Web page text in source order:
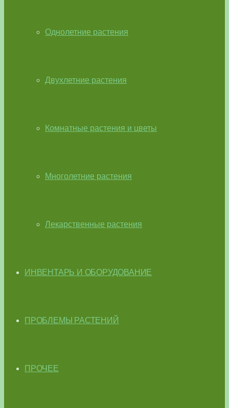
Однолетние растения
Двухлетние растения
Комнатные растения и цветы
Многолетние растения
Лекарственные растения
ИНВЕНТАРЬ И ОБОРУДОВАНИЕ
ПРОБЛЕМЫ РАСТЕНИЙ
ПРОЧЕЕ